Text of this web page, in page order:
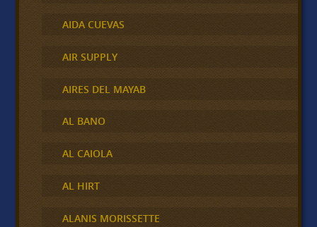
AIDA CUEVAS
AIR SUPPLY
AIRES DEL MAYAB
AL BANO
AL CAIOLA
AL HIRT
ALANIS MORISSETTE